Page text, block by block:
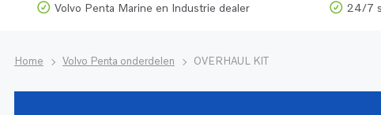
Volvo Penta Marine en Industrie dealer 24/7
Home Volvo Penta onderdelen OVERHAUL KIT